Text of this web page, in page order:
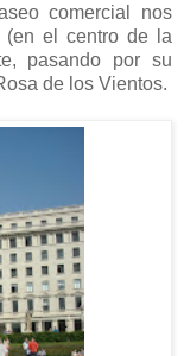
comercial nos
(en el centro de la
pasando por su
de los Vientos.